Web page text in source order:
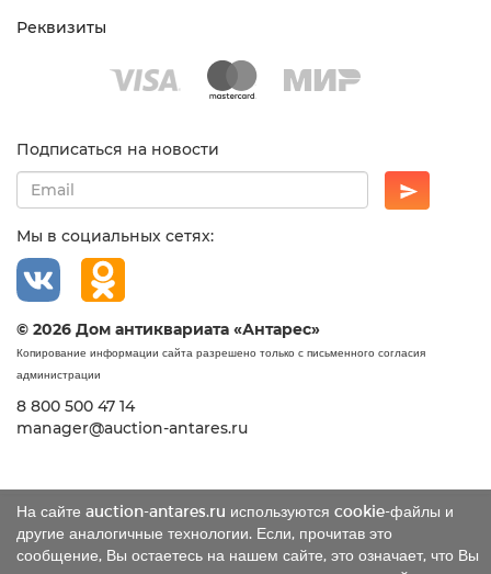
На сайте auction-antares.ru используются cookie-файлы и
другие аналогичные технологии. Если, прочитав это
сообщение, Вы остаетесь на нашем сайте, это означает, что Вы
Реквизиты
Подписаться на новости
Мы в социальных сетях:
© 2026 Дом антиквариата «Антарес»
Копирование информации сайта разрешено только с письменного согласия
администрации
8 800 500 47 14
manager@auction-antares.ru